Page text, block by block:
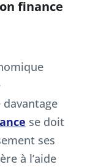
finance
se doit
ses
à l’aide